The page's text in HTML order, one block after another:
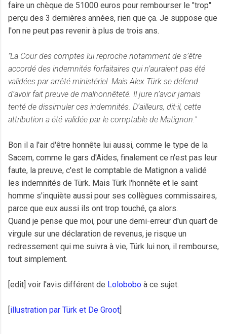
faire un chèque de 51000 euros pour rembourser le "trop"
perçu des 3 dernières années, rien que ça. Je suppose que
l'on ne peut pas revenir à plus de trois ans.
"La Cour des comptes lui reproche notamment de s’être
accordé des indemnités forfaitaires qui n’auraient pas été
validées par arrêté ministériel. Mais Alex Türk se défend
d’avoir fait preuve de malhonnêteté. Il jure n’avoir jamais
tenté de dissimuler ces indemnités. D’ailleurs, dit-il, cette
attribution a été validée par le comptable de Matignon."
Bon il a l'air d'être honnête lui aussi, comme le type de la
Sacem, comme le gars d'Aides, finalement ce n'est pas leur
faute, la preuve, c'est le comptable de Matignon a validé
les indemnités de Türk. Mais Türk l'honnête et le saint
homme s'inquiète aussi pour ses collègues commissaires,
parce que eux aussi ils ont trop touché, ça alors.
Quand je pense que moi, pour une demi-erreur d'un quart de
virgule sur une déclaration de revenus, je risque un
redressement qui me suivra à vie, Türk lui non, il rembourse,
tout simplement.
[edit] voir l'avis différent de Lolobobo à ce sujet.
[illustration par Türk et De Groot]